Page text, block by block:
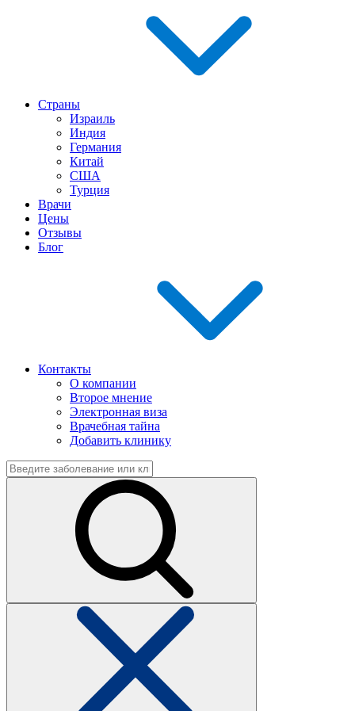
Страны
Израиль
Индия
Германия
Китай
США
Турция
Врачи
Цены
Отзывы
Блог
Контакты
О компании
Второе мнение
Электронная виза
Врачебная тайна
Добавить клинику